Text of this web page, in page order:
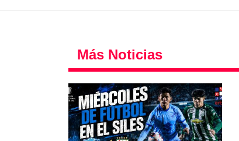
Más Noticias